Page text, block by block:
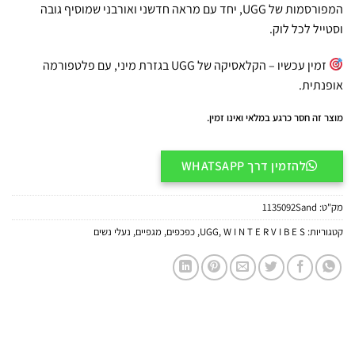
המפורסמות של UGG, יחד עם מראה חדשני ואורבני שמוסיף גובה
וסטייל לכל לוק.
זמין עכשיו – הקלאסיקה של UGG בגזרת מיני, עם פלטפורמה
אופנתית.
מוצר זה חסר כרגע במלאי ואינו זמין.
להזמין דרך WHATSAPP
מק"ט: 1135092Sand
קטגוריות:
UGG,W I N T E R V I B E S
, כפכפים, מגפיים, נעלי נשים